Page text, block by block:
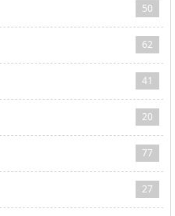
50
62
41
20
77
27